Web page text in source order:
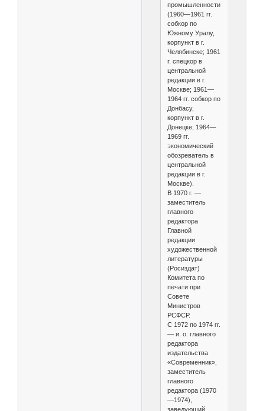
промышленности
(1960—1961 гг.
собкор по
Южному Уралу,
корпункт в г.
Челябинске; 1961
г. спецкор в
центральной
редакции в г.
Москве; 1961—
1964 гг. собкор по
Донбасу,
корпункт в г.
Донецке; 1964—
1969 гг.
экономический
обозреватель в
центральной
редакции в г.
Москве).
В 1970 г. —
заместитель
главного
редактора
Главной
редакции
художественной
литературы
(Росиздат)
Комитета по
печати при
Совете
Министров
РСФСР.
С 1972 по 1974 гг.
— и. о. главного
редактора
издательства
«Современник»,
заместитель
главного
редактора (1970
—1974),
заведующий